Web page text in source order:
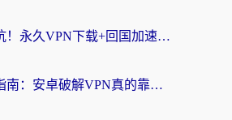
海外党别踩坑！永久VPN下载+回国加速器选择指南，无缝刷国内剧游戏支付
海外党避坑指南：安卓破解VPN真的靠谱吗？教你选对回国加速器无缝刷国内资源